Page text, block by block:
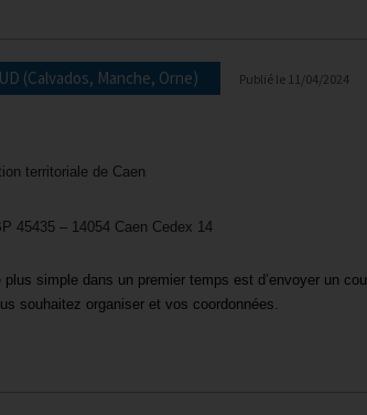
(Calvados, Manche, Orne) Publié le 11/04/2024
territoriale de Caen
45435 – 14054 Caen Cedex 14
simple dans un premier temps est d’envoyer un
souhaitez organiser et vos coordonnées.